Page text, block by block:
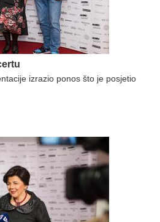
izrazio ponos što je posjetio